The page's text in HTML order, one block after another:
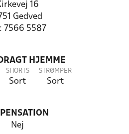
16
Gedved
7566 5587
HJEMME
SHORTS
Sort
STRØMPER
Sort
Nej